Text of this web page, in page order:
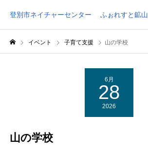
登別市ネイチャーセンター ふぉれすと鉱山
イベント 子育て支援 山の学校
6月
28
2026
山の学校